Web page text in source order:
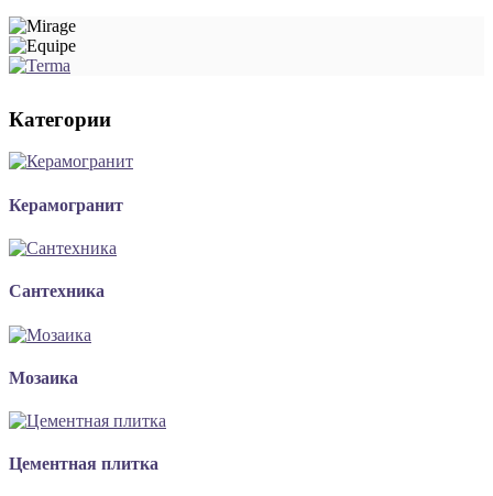
Категории
Керамогранит
Сантехника
Мозаика
Цементная плитка